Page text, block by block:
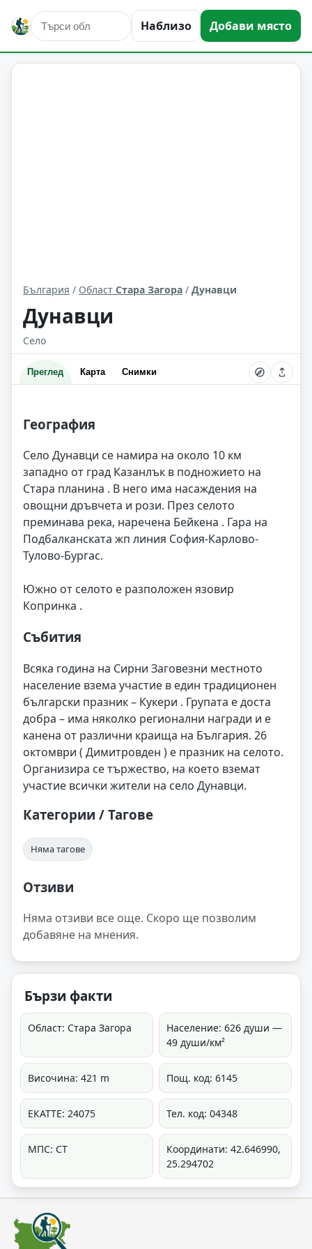
Наблизо Добави място
Дунавци Област: Стара Загора
България / Област Стара Загора / Дунавци
Дунавци
Село
Преглед Карта Снимки
География
Село Дунавци се намира на около 10 км
западно от град Казанлък в подножието на
Стара планина . В него има насаждения на
овощни дръвчета и рози. През селото
преминава река, наречена Бейкена . Гара на
Подбалканската жп линия София-Карлово-
Тулово-Бургас.
Южно от селото е разположен язовир
Копринка .
Събития
Всяка година на Сирни Заговезни местното
население взема участие в един традиционен
български празник – Кукери . Групата е доста
добра – има няколко регионални награди и е
канена от различни краища на България. 26
октомври ( Димитровден ) е празник на селото.
Организира се тържество, на което вземат
участие всички жители на село Дунавци.
Категории / Тагове
Няма тагове
Отзиви
Няма отзиви все още. Скоро ще позволим
добавяне на мнения.
Бързи факти
Област: Стара Загора
Население: 626 души —
49 души/км²
Височина: 421 m Пощ. код: 6145
ЕКАТТЕ: 24075 Тел. код: 04348
МПС: СТ
Координати: 42.646990,
25.294702